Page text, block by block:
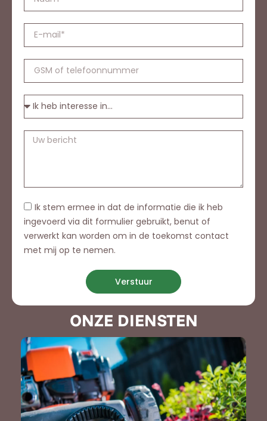
Ik stem ermee in dat de informatie die ik heb
ingevoerd via dit formulier gebruikt, benut of
verwerkt kan worden om in de toekomst contact
met mij op te nemen.
Verstuur
ONZE DIENSTEN